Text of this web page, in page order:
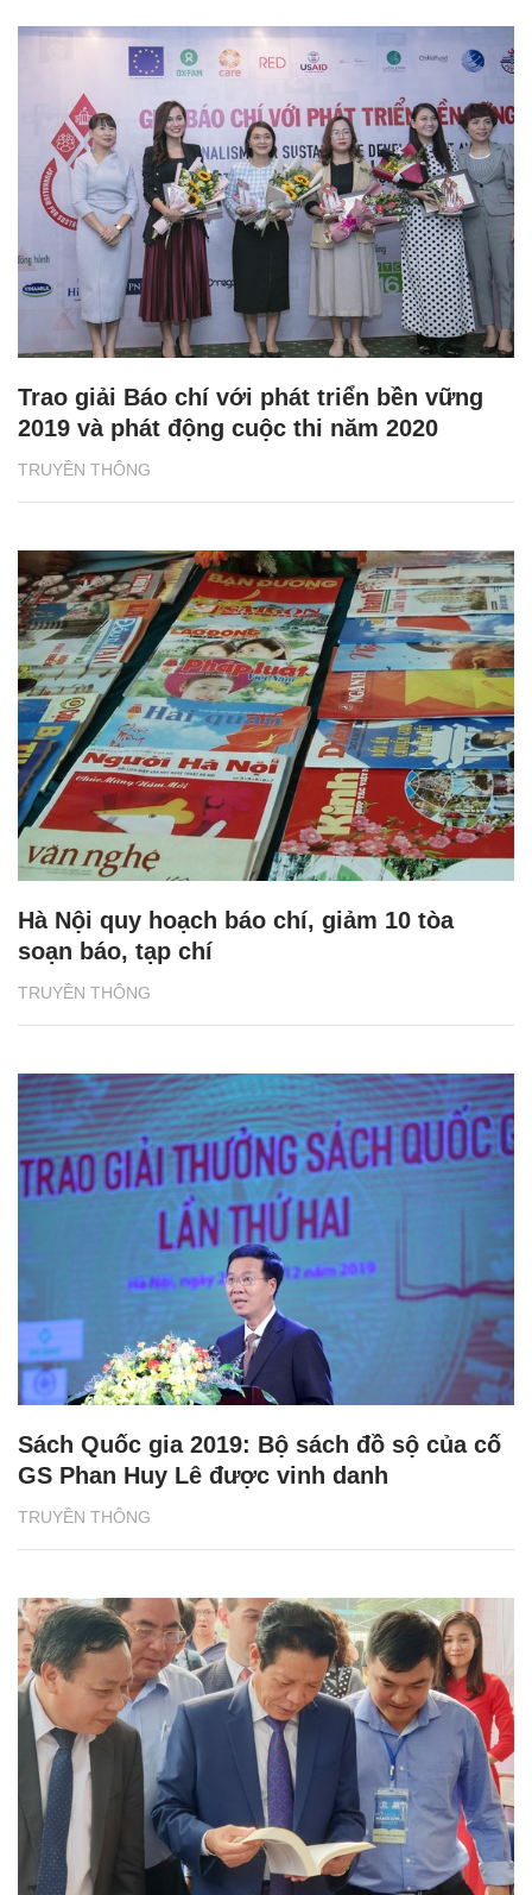
TRUYỀN THÔNG
Trao giải Báo chí với phát triển bền vững
2019 và phát động cuộc thi năm 2020
TRUYỀN THÔNG
Hà Nội quy hoạch báo chí, giảm 10 tòa
soạn báo, tạp chí
TRUYỀN THÔNG
Sách Quốc gia 2019: Bộ sách đồ sộ của cố
GS Phan Huy Lê được vinh danh